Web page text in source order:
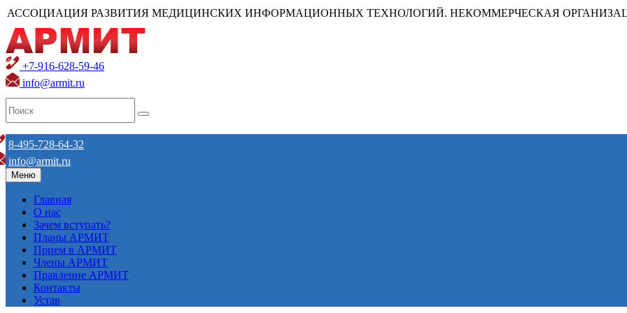
АССОЦИАЦИЯ РАЗВИТИЯ МЕДИЦИНСКИХ ИНФОРМАЦИОННЫХ ТЕХНОЛОГИЙ. НЕКОММЕРЧЕСКАЯ
+7-916-628-59-46
info@armit.ru
8-495-728-64-32
info@armit.ru
Меню
Главная
О нас
Зачем вступать?
Планы АРМИТ
Прием в АРМИТ
Члены АРМИТ
Правление АРМИТ
Контакты
Устав